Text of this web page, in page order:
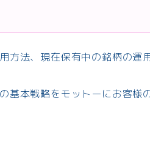
方法、現在保有中の銘柄の運
基本戦略をモットーにお客